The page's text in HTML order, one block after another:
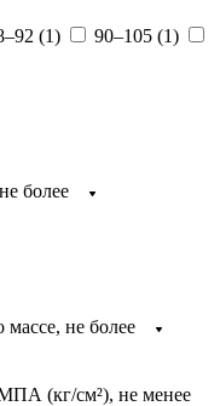
(1) 90–105 (1)
более
не более
(кг/см²), не менее